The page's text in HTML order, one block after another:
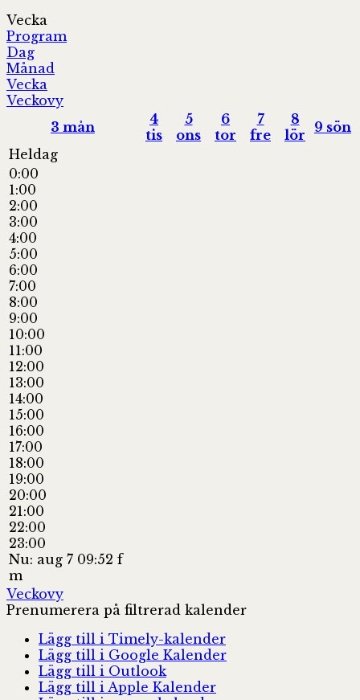
Vecka
Program
Dag
Månad
Vecka
Veckovy
3 mån
4
tis
5
ons
6
tor
7
fre
8
lör
9 sön
Heldag
0:00
1:00
2:00
3:00
4:00
5:00
6:00
7:00
8:00
9:00
10:00
11:00
12:00
13:00
14:00
15:00
16:00
17:00
18:00
19:00
20:00
21:00
22:00
23:00
Nu: aug 7 09:52 f
m
Veckovy
Prenumerera på filtrerad kalender
Lägg till i Timely-kalender
Lägg till i Google Kalender
Lägg till i Outlook
Lägg till i Apple Kalender